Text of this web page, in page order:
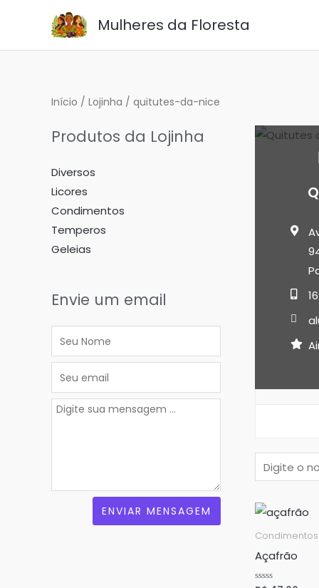
o
Mulheres da Floresta
Início / Lojinha / quitutes-da-nice
Produtos da Lojinha
Diversos
Licores
Condimentos
Temperos
Geleias
Envie um email
Condimentos
Açafrão